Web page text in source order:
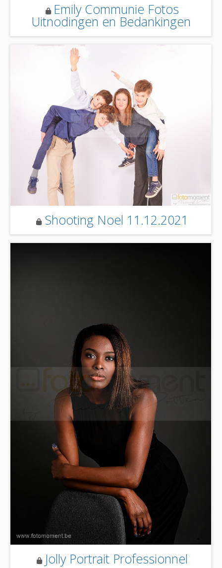
Emily Communie Fotos
Uitnodingen en Bedankingen
Shooting Noel 11.12.2021
Jolly Portrait Professionnel